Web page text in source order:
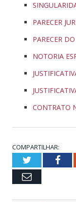
PARECER
PARECER
NOTORIA
CONTRATO
COMPARTILHAR:
Twitter
Email